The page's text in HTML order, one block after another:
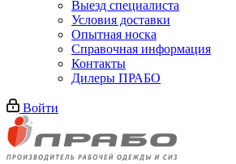
Выезд специалиста
Условия доставки
Опытная носка
Справочная информация
Контакты
Дилеры ПРАБО
Войти